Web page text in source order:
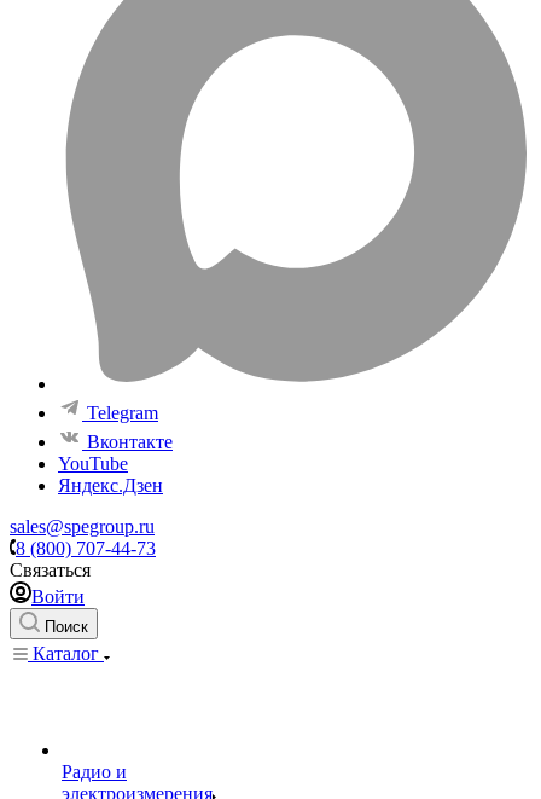
Telegram
Вконтакте
YouTube
Яндекс.Дзен
sales@spegroup.ru
8 (800) 707-44-73
Связаться
Войти
Поиск
Каталог
Радио и
электроизмерения